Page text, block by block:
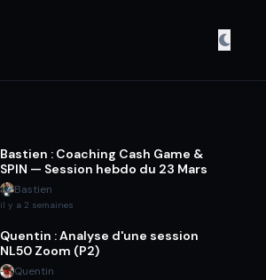
Bastien : Coaching Cash Game &
SPIN — Session hebdo du 23 Mars
Bastien
il y a 2 semaines
Quentin : Analyse d'une session
NL50 Zoom (P2)
Quentin